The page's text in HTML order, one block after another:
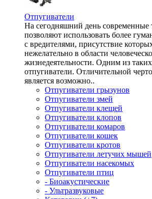
Отпугиватели
На сегодняшний день современные
позволяют использовать более
с вредителями, присутствие
нежелательно в области
жизнедеятельности. Одним из
отпугиватели. Отличительной
является возможно..
Отпугиватели грызунов
Отпугиватели змей
Отпугиватели клещей
Отпугиватели клопов
Отпугиватели комаров
Отпугиватели кошек
Отпугиватели кротов
Отпугиватели летучих мышей
Отпугиватели насекомых
Отпугиватели птиц
- Биоакустические
- Ультразвуковые